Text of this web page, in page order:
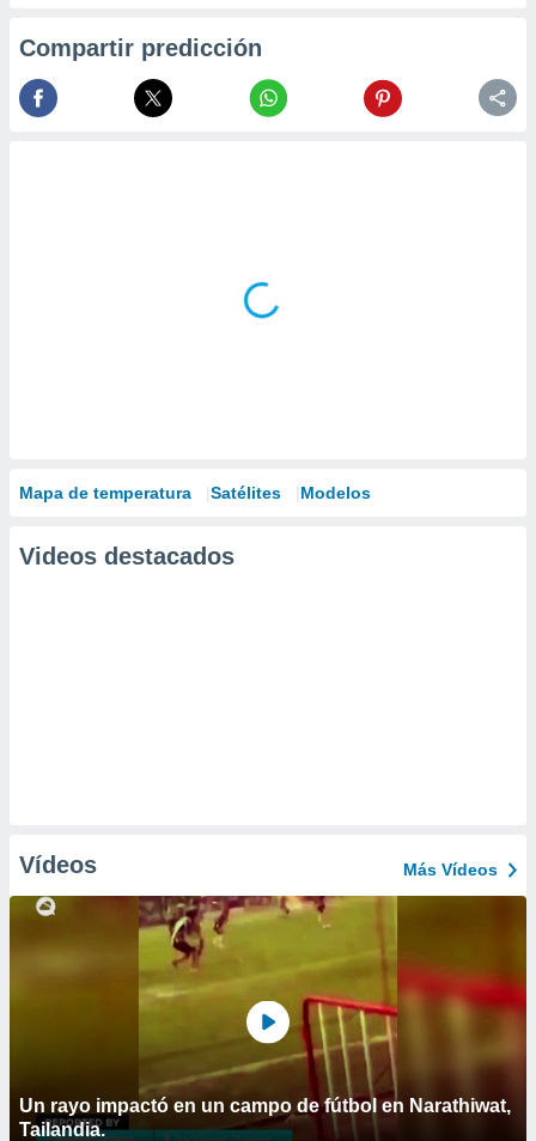
Compartir predicción
Mapa de temperatura Satélites Modelos
Videos destacados
Vídeos Más Vídeos
Un rayo impactó en un campo de fútbol en Narathiwat,
Tailandia.